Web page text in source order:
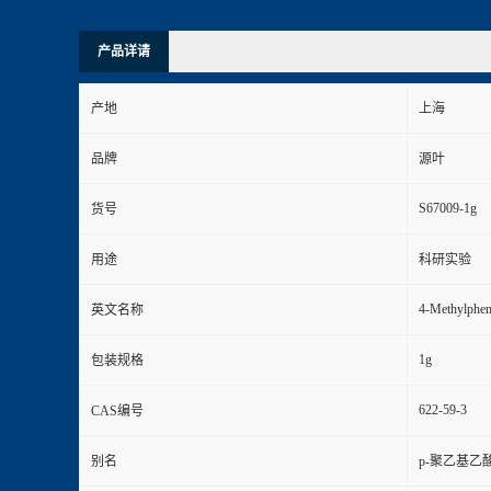
产品详请
产地 上海
品牌 源叶
货号 S67009-1g
用途 科研实验
英文名称 4-
包装规格 1g
CAS编号 622-59-3
别名 p-聚乙基乙